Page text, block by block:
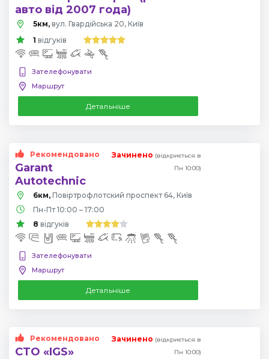
авто від 2007 года)
5км, вул. Гвардійська 20, Київ
1 відгуків
Зателефонувати
Маршрут
Детальніше
Рекомендовано
Garant
Autotechnic
Зачинено (відкриється в
Пн 10:00)
6км,
Повіртрофлотский проспект 64, Київ
Пн-Пт 10:00 – 17:00
8 відгуків
Зателефонувати
Маршрут
Детальніше
Рекомендовано
СТО «IGS»
Зачинено (відкриється в
Пн 10:00)